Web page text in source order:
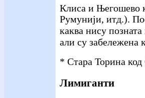
Клиса и Његошево
Румунији, итд.).
каква нису
али су забележена
* Стара Торина
Лимиганти